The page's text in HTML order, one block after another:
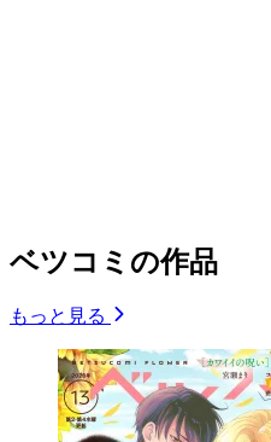
ベツコミの作品
もっと見る